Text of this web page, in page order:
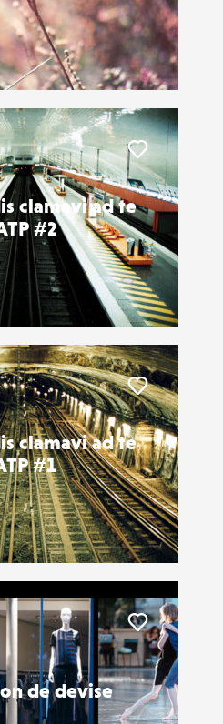
clamavi ad te
#2
clamavi ad te
#1
Liker
de devise
Liker